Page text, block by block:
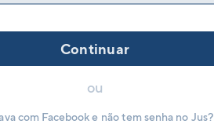
Continuar
ou
com Facebook e não tem senha no Jus?